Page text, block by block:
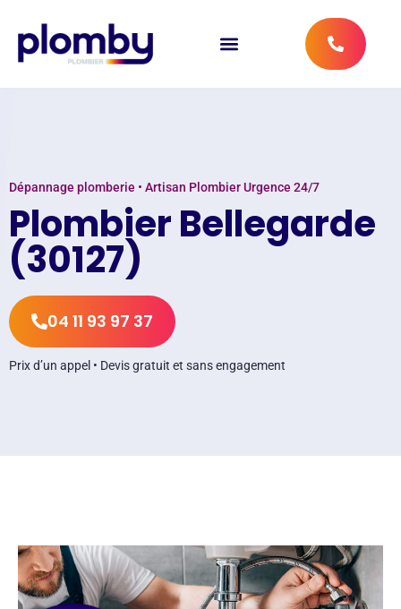
Dépannage plomberie • Artisan Plombier Urgence 24/7
Plombier Bellegarde
(30127)
04 11 93 97 37
Prix d’un appel • Devis gratuit et sans engagement